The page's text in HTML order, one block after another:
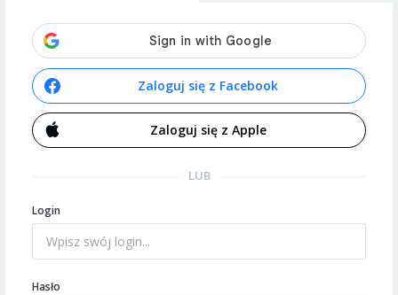
Zaloguj się z Facebook
Zaloguj się z Apple
LUB
Login
Hasło